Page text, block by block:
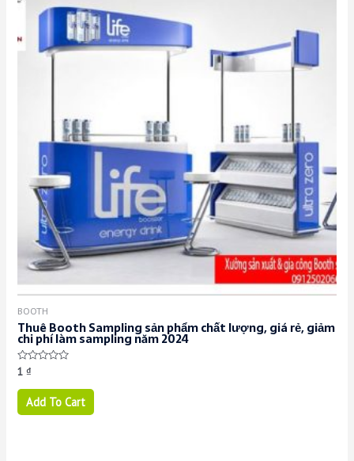
BOOTH
Thuê Booth Sampling sản phẩm chất lượng, giá rẻ, giảm
chi phí làm sampling năm 2024
Rated
0
out
1₫
Add To Cart